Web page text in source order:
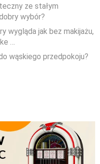
ze stałym
wybór?
wygląda jak bez makijażu,
…
wąskiego przedpokoju?